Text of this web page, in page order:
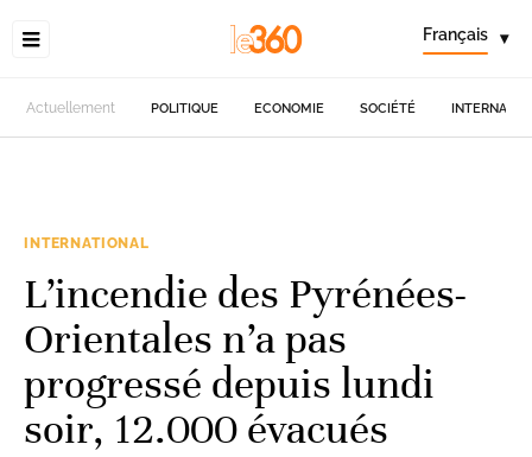
Français ▾
Actuellement POLITIQUE ECONOMIE SOCIÉTÉ
INTERNATIONAL
L’incendie des Pyrénées-
Orientales n’a pas
progressé depuis lundi
soir, 12.000 évacués